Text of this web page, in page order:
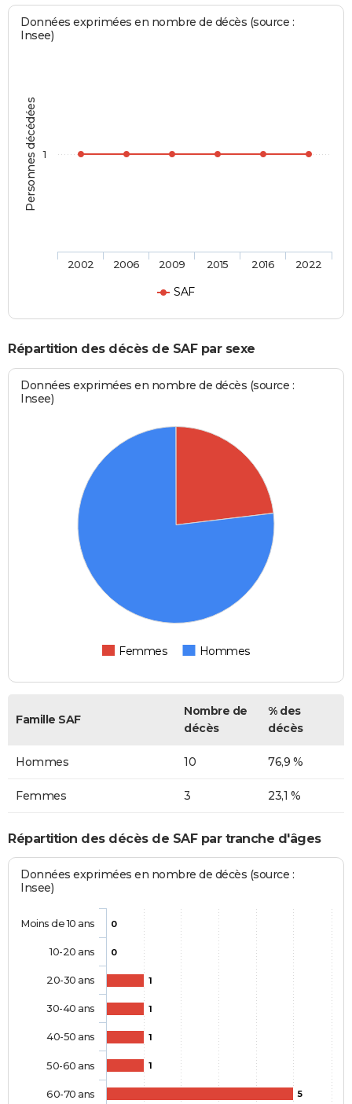
Personnes décédées
Données exprimées en nombre de décès (source :
Insee)
SAF
2002 2006 2009 2015 2016 2022
1
Répartition des décès de SAF par sexe
Données exprimées en nombre de décès (source :
Insee)
Femmes Hommes
Famille SAF
Nombre de
décès
% des
décès
Hommes 10 76,9 %
Femmes 3 23,1 %
Répartition des décès de SAF par tranche d'âges
Données exprimées en nombre de décès (source :
Insee)
0
0
1
1
1
1
5
Moins de 10 ans
10-20 ans
20-30 ans
30-40 ans
40-50 ans
50-60 ans
60-70 ans